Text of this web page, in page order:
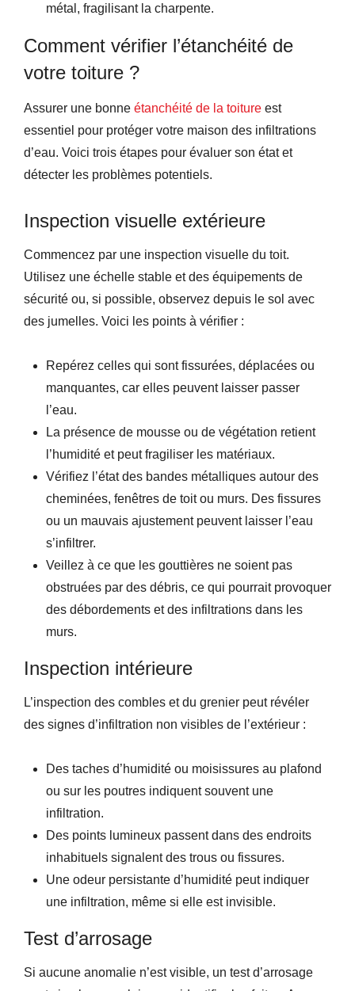
métal, fragilisant la charpente.
Comment vérifier l’étanchéité de
votre toiture ?
Assurer une bonne étanchéité de la toiture est
essentiel pour protéger votre maison des infiltrations
d’eau. Voici trois étapes pour évaluer son état et
détecter les problèmes potentiels.
Inspection visuelle extérieure
Commencez par une inspection visuelle du toit.
Utilisez une échelle stable et des équipements de
sécurité ou, si possible, observez depuis le sol avec
des jumelles. Voici les points à vérifier :
Repérez celles qui sont fissurées, déplacées ou
manquantes, car elles peuvent laisser passer
l’eau.
La présence de mousse ou de végétation retient
l’humidité et peut fragiliser les matériaux.
Vérifiez l’état des bandes métalliques autour des
cheminées, fenêtres de toit ou murs. Des fissures
ou un mauvais ajustement peuvent laisser l’eau
s’infiltrer.
Veillez à ce que les gouttières ne soient pas
obstruées par des débris, ce qui pourrait provoquer
des débordements et des infiltrations dans les
murs.
Inspection intérieure
L’inspection des combles et du grenier peut révéler
des signes d’infiltration non visibles de l’extérieur :
Des taches d’humidité ou moisissures au plafond
ou sur les poutres indiquent souvent une
infiltration.
Des points lumineux passent dans des endroits
inhabituels signalent des trous ou fissures.
Une odeur persistante d’humidité peut indiquer
une infiltration, même si elle est invisible.
Test d’arrosage
Si aucune anomalie n’est visible, un test d’arrosage